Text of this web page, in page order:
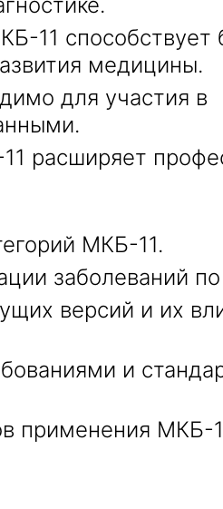
11 способствует
медицины.
для участия в
расширяет
МКБ-11.
заболеваний
версий и их
и
применения МКБ-